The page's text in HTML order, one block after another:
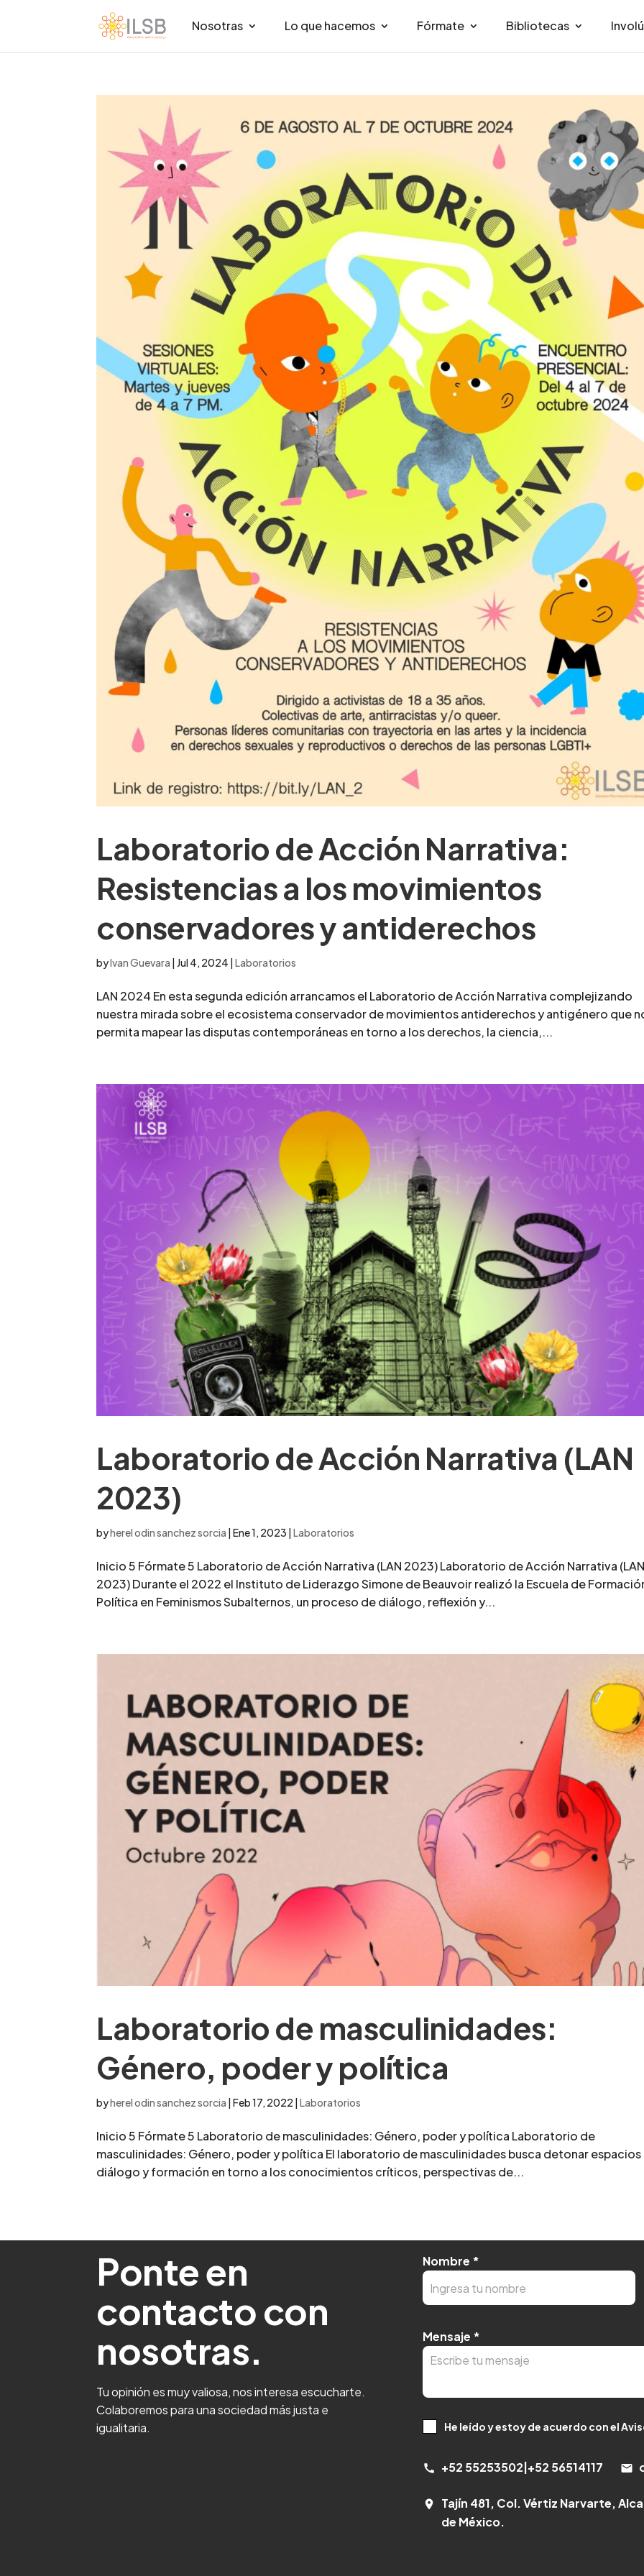
Nosotras Lo que hacemos Fórmate Bibliotecas
Laboratorio de Acción Narrativa:
Resistencias a los movimientos
conservadores y antiderechos
byIvan Guevara | Jul 4, 2024 |Laboratorios
LAN 2024 En esta segunda edición arrancamos el Laboratorio de Acción Narrativa complejizando
nuestra mirada sobre el ecosistema conservador de movimientos antiderechos y antigénero que
permita mapear las disputas contemporáneas en torno a los derechos, la ciencia,...
Laboratorio de Acción Narrativa (LAN
2023)
byherel odin sanchez sorcia |Ene 1, 2023 |Laboratorios
Inicio 5 Fórmate 5 Laboratorio de Acción Narrativa (LAN 2023) Laboratorio de Acción Narrativa
2023) Durante el 2022 el Instituto de Liderazgo Simone de Beauvoir realizó la Escuela de
Política en Feminismos Subalternos, un proceso de diálogo, reflexión y...
Laboratorio de masculinidades:
Género, poder y política
byherel odin sanchez sorcia |Feb 17, 2022 |Laboratorios
Inicio 5 Fórmate 5 Laboratorio de masculinidades: Género, poder y política Laboratorio de
masculinidades: Género, poder y política El laboratorio de masculinidades busca detonar
diálogo y formación en torno a los conocimientos críticos, perspectivas de...
Ponte en
contacto con
nosotras.
Tu opinión es muy valiosa, nos interesa escucharte.
Colaboremos para una sociedad más justa e
igualitaria.
Nombre *
Mensaje *
He leído y estoy de acuerdo con el
call +52 55253502 +52 56514117 email
room
Tajín 481, Col. Vértiz Narvarte,
de México.